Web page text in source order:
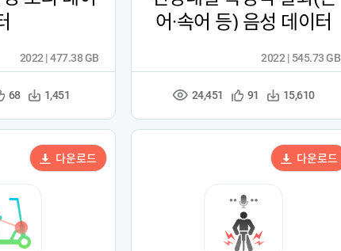
68
다
수
1,451
2022 | 477.38 GB
어·속어 등) 음성 데이터
조
수
24,451
관
등
록
91
다
수
15,610
2022 | 545.73 GB
다운로드 다운로드